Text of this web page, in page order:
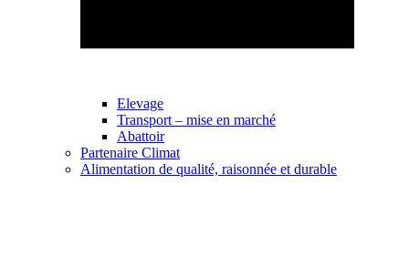
Elevage
Transport – mise en marché
Abattoir
Partenaire Climat
Alimentation de qualité, raisonnée et durable